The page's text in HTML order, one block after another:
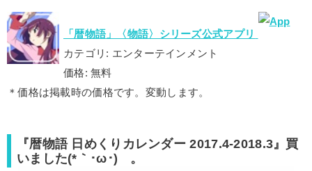
「暦物語」〈物語〉シリーズ公式アプリ
カテゴリ: エンターテインメント
価格: 無料
＊価格は掲載時の価格です。変動します。
『暦物語 日めくりカレンダー 2017.4-2018.3』買
いました(*｀･ω･)ゞ。